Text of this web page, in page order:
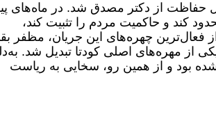
حفاظت از دکتر مصدق شد. در ماه‌های
کند و حاکمیت مردم را تثبیت کند،
چهره‌های این جریان، مظفر
از مهره‌های اصلی کودتا تبدیل شد.
بود و از همین رو، سخایی به ریاست